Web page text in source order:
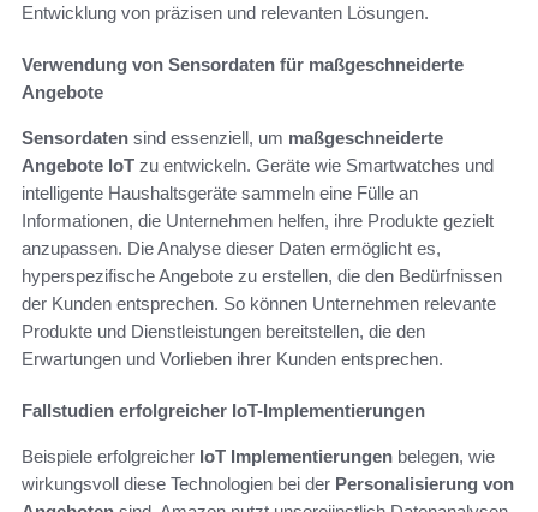
Entwicklung von präzisen und relevanten Lösungen.
Verwendung von Sensordaten für maßgeschneiderte
Angebote
Sensordaten sind essenziell, um maßgeschneiderte
Angebote IoT zu entwickeln. Geräte wie Smartwatches und
intelligente Haushaltsgeräte sammeln eine Fülle an
Informationen, die Unternehmen helfen, ihre Produkte gezielt
anzupassen. Die Analyse dieser Daten ermöglicht es,
hyperspezifische Angebote zu erstellen, die den Bedürfnissen
der Kunden entsprechen. So können Unternehmen relevante
Produkte und Dienstleistungen bereitstellen, die den
Erwartungen und Vorlieben ihrer Kunden entsprechen.
Fallstudien erfolgreicher IoT-Implementierungen
Beispiele erfolgreicher IoT Implementierungen belegen, wie
wirkungsvoll diese Technologien bei der Personalisierung von